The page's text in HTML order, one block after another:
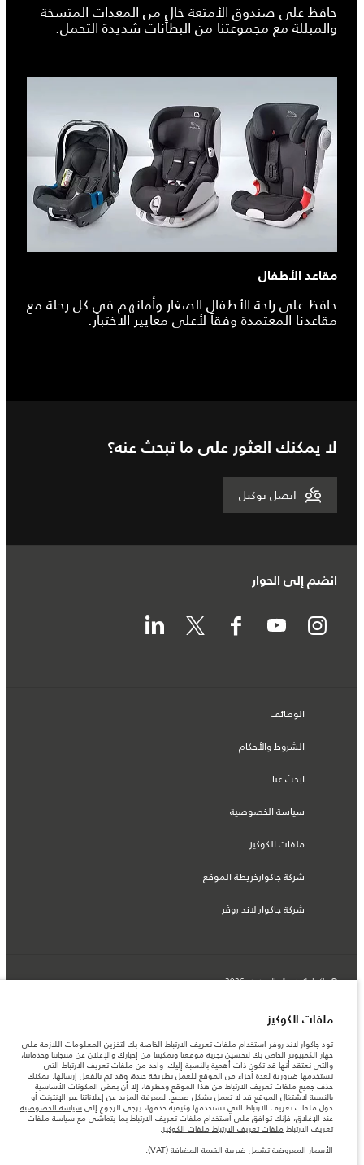
حافظ على صندوق الأمتعة خالٍ من المعدات المتسخة
والمبللة مع مجموعتنا من البطانات شديدة التحمل.
مقاعد الأطفال
حافظ على راحة الأطفال الصغار وأمانهم في كل رحلة مع
مقاعدنا المعتمدة وفقاً لأعلى معايير الاختبار.
لا يمكنك العثور على ما تبحث عنه؟
اتصل بوكيل
انضم إلى الحوار
الوظائف
الشروط والأحكام
ابحث عنا
سياسة الخصوصية
ملفات الكوكيز
شركة جاكوارخريطة الموقع
شركة جاكوار لاند روڤر
© جاكوار لاند روڨر المحدودة 2026
لبنان, سعد وطراد
المعلومات والمواصفات والأسعار والألوان المذكورة على هذا الموقع قد تختلف من بلد إلى
آخر، كما أنّها قد تتغير بدون إشعار مسبق. الرجاء التواصل مع وكيلنا المحلي للتأكد من توفّرها
والتحقق من الأسعار.
الأرقام المقدمة هي نتيجة لاختبارات المصنع الرسمية وفقاً لتشريعات الاتحاد الأوروبي. قد
يتباين استهلك الوقود الفعلي للمركبة عن ذلك المتحقق في تلك الاختبارات كما أن هذه
الأرقام بغرض المقارنة فحسب.
ملاحظة مهمة حول الصور والمواصفات. إن النقص العالمي في أشباه الموصلات يؤثر حاليًا
في مواصفات تصميم السيارات وتوفر الخيارات وتوقيتات التصاميم. هذا ظرف ديناميكي
للغاية، ونتيجة لذلك، قد لا تمثّل الصور المستخدَمة ضمن موقع الويب حاليًا المواصفات الحالية
بالكامل بالنسبة إلى الميزات والخيارات والحلية ومجموعات الألوان. يرجى استشارة وكيلك الذي
سيتمكّن من تأكيد أي تقييدات حالية معك للسماح لك باتخاذ قرار مدروس
ملفات الكوكيز
تود جاكوار لاند روفر استخدام ملفات تعريف الارتباط الخاصة بك لتخزين المعلومات اللازمة على
جهاز الكمبيوتر الخاص بك لتحسين تجربة موقعنا وتمكيننا من إخبارك والإعلان عن منتجاتنا وخدماتنا،
والتي نعتقد أنها قد تكون ذات أهمية بالنسبة إليك. واحد من ملفات تعريف الارتباط التي
نستخدمها ضرورية لعدة أجزاء من الموقع للعمل بطريقة جيدة، وقد تم بالفعل إرسالها. يمكنك
حذف جميع ملفات تعريف الارتباط من هذا الموقع وحظرها، إلا أن بعض المكونات الأساسية
بالنسبة لاشتغال الموقع قد لا تعمل بشكل صحيح. لمعرفة المزيد عن إعلاناتنا عبر الإنترنت أو
حول ملفات تعريف الارتباط التي نستخدمها وكيفية حذفها، يرجى الرجوع إلى سياسة الخصوصية.
عند الإغلاق، فإنك توافق على استخدام ملفات تعريف الارتباط بما يتماشى مع سياسة ملفات
تعريف الارتباط ملفات تعريف الارتباط ملفات الكوكيز.
الأسعار المعروضة تشمل ضريبة القيمة المضافة (VAT).